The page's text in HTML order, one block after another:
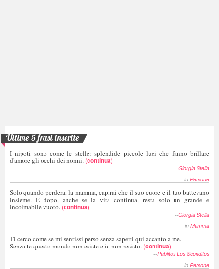
Ultime 5 frasi inserite
I nipoti sono come le stelle: splendide piccole luci che fanno brillare
d'amore gli occhi dei nonni. (continua)
--Giorgia Stella
in Persone
Solo quando perderai la mamma, capirai che il suo cuore e il tuo battevano
insieme. E dopo, anche se la vita continua, resta solo un grande e
incolmabile vuoto. (continua)
--Giorgia Stella
in Mamma
Ti cerco come se mi sentissi perso senza saperti qui accanto a me.
Senza te questo mondo non esiste e io non resisto. (continua)
--Pablitos Los Sconditos
in Persone